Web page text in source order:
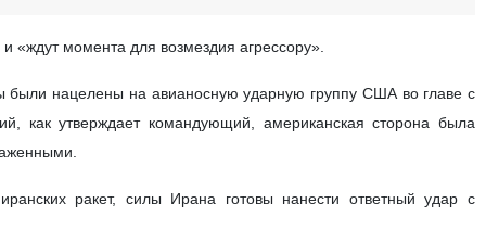
«ждут момента для возмездия агрессору».
нацелены на авианосную ударную группу США во главе с
как утверждает командующий, американская сторона была
ракет, силы Ирана готовы нанести ответный удар с